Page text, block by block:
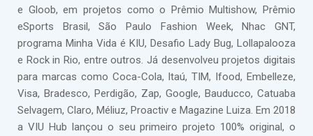
e Gloob, em projetos como o Prêmio Multishow, Prêmio
eSports Brasil, São Paulo Fashion Week, Nhac GNT,
programa Minha Vida é KIU, Desafio Lady Bug, Lollapalooza
e Rock in Rio, entre outros. Já desenvolveu projetos digitais
para marcas como Coca-Cola, Itaú, TIM, Ifood, Embelleze,
Visa, Bradesco, Perdigão, Zap, Google, Bauducco, Catuaba
Selvagem, Claro, Méliuz, Proactiv e Magazine Luiza. Em 2018
a VIU Hub lançou o seu primeiro projeto 100% original, o